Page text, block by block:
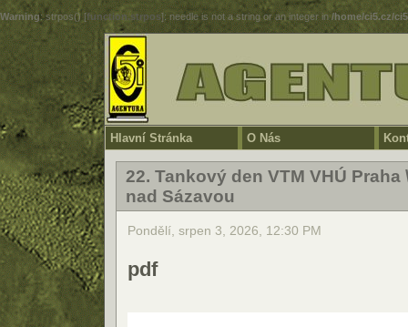
Warning: strpos() [function.strpos]: needle is not a string or an integer in/home/ci5.cz/
Hlavní Stránka O Nás
22. Tankový den VTM VHÚ
nad Sázavou
Pondělí, srpen 3, 2026, 12:30 PM
pdf